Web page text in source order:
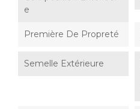
E
Première De Propreté
Semelle Extérieure